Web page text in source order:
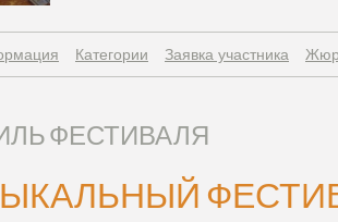
Категории Заявка участника
ФЕСТИВАЛЯ